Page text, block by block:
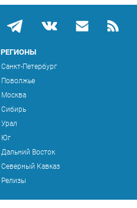
РЕГИОНЫ
Санкт-Петербург
Поволжье
Москва
Сибирь
Урал
Юг
Дальний Восток
Северный Кавказ
Релизы